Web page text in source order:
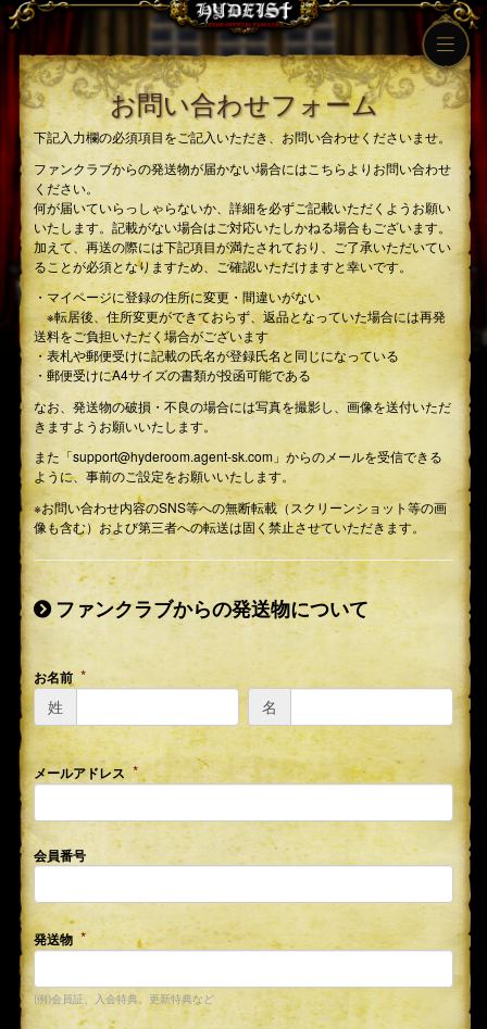
お問い合わせフォーム
下記入力欄の必須項目をご記入いただき、お問い合わせくださいませ。
ファンクラブからの発送物が届かない場合にはこちらよりお問い合わせ
ください。
何が届いていらっしゃらないか、詳細を必ずご記載いただくようお願い
いたします。記載がない場合はご対応いたしかねる場合もございます。
加えて、再送の際には下記項目が満たされており、ご了承いただいてい
ることが必須となりますため、ご確認いただけますと幸いです。
・マイページに登録の住所に変更・間違いがない
※転居後、住所変更ができておらず、返品となっていた場合には再発
送料をご負担いただく場合がございます
・表札や郵便受けに記載の氏名が登録氏名と同じになっている
・郵便受けにA4サイズの書類が投函可能である
なお、発送物の破損・不良の場合には写真を撮影し、画像を送付いただ
きますようお願いいたします。
また「support@hyderoom.agent-sk.com」からのメールを受信できる
ように、事前のご設定をお願いいたします。
※お問い合わせ内容のSNS等への無断転載（スクリーンショット等の画
像も含む）および第三者への転送は固く禁止させていただきます。
ファンクラブからの発送物について
お名前
姓 名
メールアドレス
会員番号
発送物
(例)会員証、入会特典、更新特典など